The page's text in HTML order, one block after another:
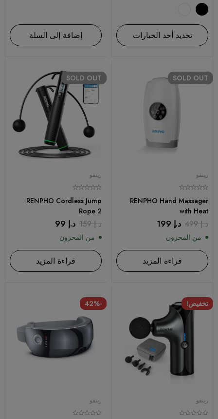
تحديد أحد الخيارات إضافة إلى السلة
SOLD OUT
رينفو
RENPHO Hand Massager
with Heat
د.إ499 د.إ
من المخزون
قراءة المزيد
SOLD OUT
رينفو
RENPHO Cordless Jump
Rope 2
د.إ159 د.إ
من المخزون
قراءة المزيد
تخفيض!
رينفو
-42%
رينفو